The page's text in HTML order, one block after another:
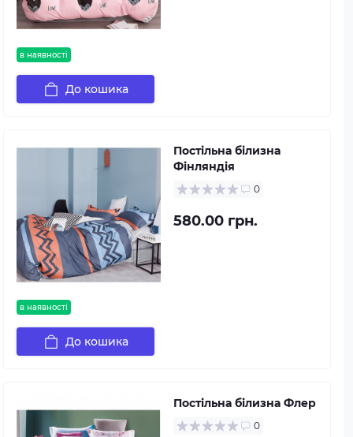
в наявності
До кошика
в наявності
Постільна білизна
Фінляндія
0
580.00 грн.
До кошика
Постільна білизна Флер
0